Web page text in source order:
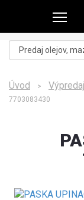
Úvod >
7703083430